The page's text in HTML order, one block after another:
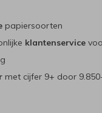
papiersoorten
klantenservice
met cijfer 9+ door